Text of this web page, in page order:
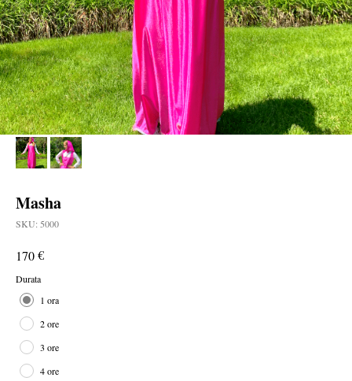
Masha
SKU: 5000
170€
Durata
1 ora
2 ore
3 ore
4 ore